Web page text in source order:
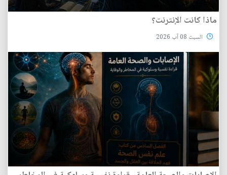
ماذا كانت الإنترنت؟
السبت 08 آب 2026